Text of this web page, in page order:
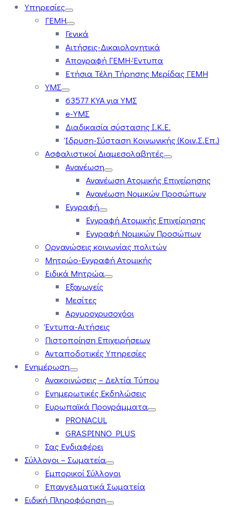
Υπηρεσίες
ΓΕΜΗ
Γενικά
Αιτήσεις-Δικαιολογητικά
Απογραφή ΓΕΜΗ-Έντυπα
Ετήσια Τέλη Τήρησης Μερίδας ΓΕΜΗ
ΥΜΣ
63577 ΚΥΑ για ΥΜΣ
e-ΥΜΣ
Διαδικασία σύστασης Ι.Κ.Ε.
Ίδρυση-Σύσταση Κοινωνικής (Κοιν.Σ.Επ.)
Ασφαλιστικοί Διαμεσολαβητές
Ανανέωση
Ανανέωση Ατομικής Επιχείρησης
Ανανέωση Νομικών Προσώπων
Εγγραφή
Εγγραφή Ατομικής Επιχείρησης
Εγγραφή Νομικών Προσώπων
Οργανώσεις κοινωνίας πολιτών
Μητρώο-Εγγραφή Ατομικής
Ειδικά Μητρώα
Εξαγωγείς
Μεσίτες
Αργυροχρυσοχόοι
Έντυπα-Αιτήσεις
Πιστοποίηση Επιχειρήσεων
Ανταποδοτικές Υπηρεσίες
Ενημέρωση
Ανακοινώσεις – Δελτία Τύπου
Ενημερωτικές Εκδηλώσεις
Ευρωπαϊκά Προγράμματα
PRONACUL
GRASPINNO PLUS
Σας Ενδιαφέρει
Σύλλογοι – Σωματεία
Εμπορικοί Σύλλογοι
Επαγγελματικά Σωματεία
Ειδική Πληροφόρηση